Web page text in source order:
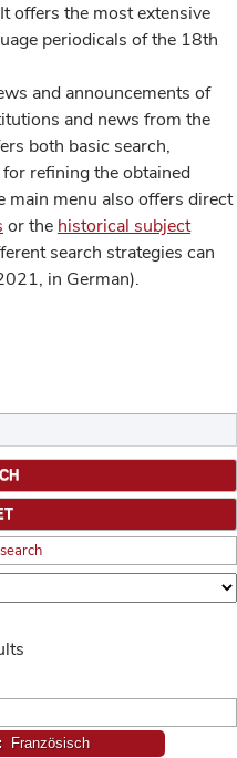
offers the most extensive
periodicals of the 18th
and announcements of
and news from the
both basic search,
refining the obtained
main menu also offers direct
or the historical subject
search strategies can
in German).
Französisch